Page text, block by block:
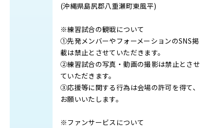
(沖縄県島尻郡八重瀬町東風平)
※練習試合の観戦について
①先発メンバーやフォーメーションのSNS掲
載は禁止とさせていただきます。
②練習試合の写真・動画の撮影は禁止とさせ
ていただきます。
③応援等に関する行為は会場の許可を得て、
お願いいたします。
※ファンサービスについて